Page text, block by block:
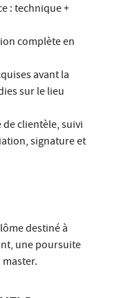
: technique +
complète en
avant la
sur le lieu
de clientèle, suivi
signature et
destiné à
une poursuite